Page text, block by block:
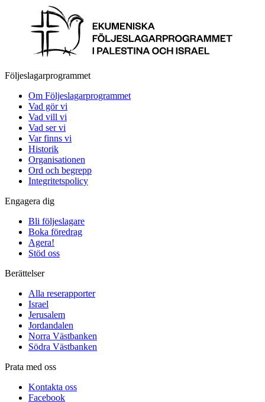
Följeslagarprogrammet
Om Följeslagarprogrammet
Vad gör vi
Vad vill vi
Vad ser vi
Var finns vi
Historik
Organisationen
Ord och begrepp
Integritetspolicy
Engagera dig
Bli följeslagare
Boka föredrag
Agera!
Stöd oss
Berättelser
Alla reserapporter
Israel
Jerusalem
Jordandalen
Norra Västbanken
Södra Västbanken
Prata med oss
Kontakta oss
Facebook